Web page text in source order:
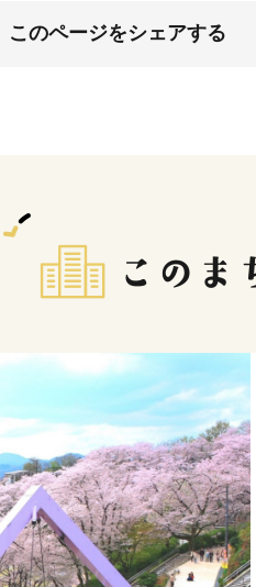
このページをシェアする